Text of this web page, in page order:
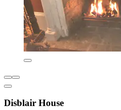
Disblair House